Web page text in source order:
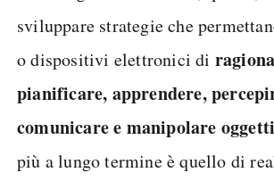
sviluppare strategie che
o dispositivi elettronici di
pianificare, apprendere,
comunicare e manipolare oggetti
più a lungo termine è quello di